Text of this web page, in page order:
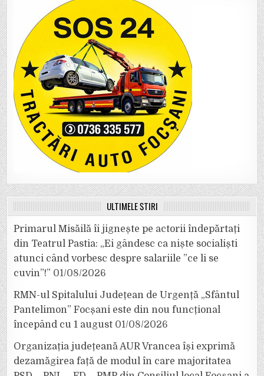
ULTIMELE ȘTIRI
Primarul Misăilă îi jignește pe actorii îndepărtați
din Teatrul Pastia: „Ei gândesc ca niște socialiști
atunci când vorbesc despre salariile ”ce li se
cuvin”!” 01/08/2026
RMN-ul Spitalului Județean de Urgență „Sfântul
Pantelimon” Focșani este din nou funcțional
începând cu 1 august 01/08/2026
Organizația județeană AUR Vrancea își exprimă
dezamăgirea față de modul în care majoritatea